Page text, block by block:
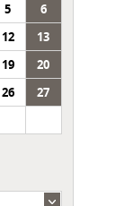
5
6
12
13
19
20
26
27